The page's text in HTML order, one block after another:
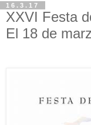
16.3.17
XXVI Festa
El 18 de